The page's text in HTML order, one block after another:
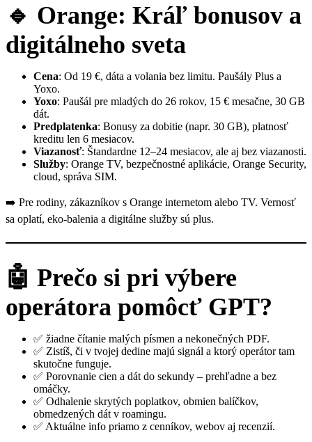
🔹 Orange: Kráľ bonusov a
digitálneho sveta
Cena: Od 19 €, dáta a volania bez limitu. Paušály Plus a
Yoxo.
Yoxo: Paušál pre mladých do 26 rokov, 15 € mesačne, 30 GB
dát.
Predplatenka: Bonusy za dobitie (napr. 30 GB), platnosť
kreditu len 6 mesiacov.
Viazanosť: Štandardne 12–24 mesiacov, ale aj bez viazanosti.
Služby: Orange TV, bezpečnostné aplikácie, Orange Security,
cloud, správa SIM.
➡️ Pre rodiny, zákazníkov s Orange internetom alebo TV. Vernosť
sa oplatí, eko-balenia a digitálne služby sú plus.
🤖 Prečo si pri výbere
operátora pomôcť GPT?
✅ žiadne čítanie malých písmen a nekonečných PDF.
✅ Zistíš, či v tvojej dedine majú signál a ktorý operátor tam
skutočne funguje.
✅ Porovnanie cien a dát do sekundy – prehľadne a bez
omáčky.
✅ Odhalenie skrytých poplatkov, obmien balíčkov,
obmedzených dát v roamingu.
✅ Aktuálne info priamo z cenníkov, webov aj recenzií.